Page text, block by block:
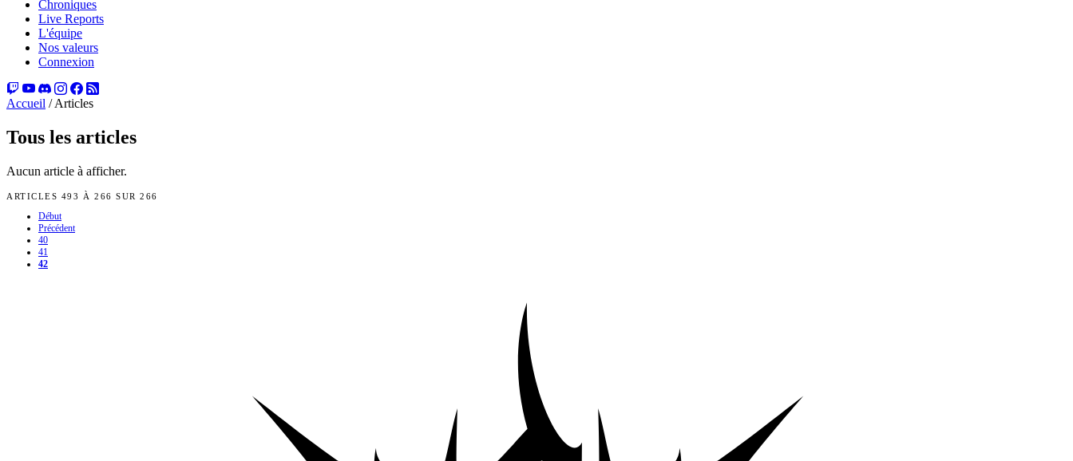
Chroniques
Live Reports
L'équipe
Nos valeurs
Connexion
Accueil / Articles
Tous les articles
Aucun article à afficher.
ARTICLES 493 À 266 SUR 266
Début
Précédent
40
41
42